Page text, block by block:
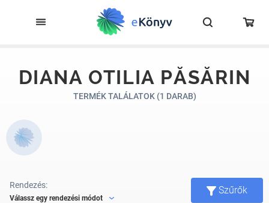
DIANA OTILIA PĂSĂRIN
TERMÉK TALÁLATOK (1 DARAB)
Rendezés:
Válassz egy rendezési módot
Szűrők